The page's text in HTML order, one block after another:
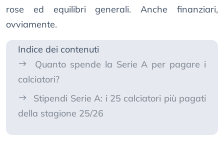
rose ed equilibri generali. Anche finanziari,
ovviamente.
Indice dei contenuti
Quanto spende la Serie A per pagare i
calciatori?
Stipendi Serie A: i 25 calciatori più pagati
della stagione 25/26